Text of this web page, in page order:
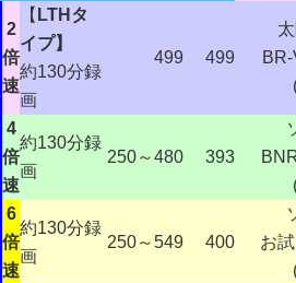
2
倍
速
【 LTHタ
イプ】
約130分録
画
499 499
4
倍
速
約130分録
画
250～480 393
6
倍
速
約130分録
画
250～549 400
お